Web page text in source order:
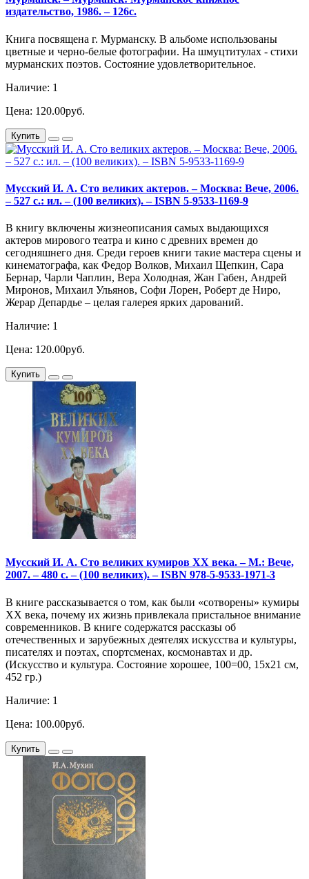
издательство, 1986. – 126с.
Книга посвящена г. Мурманску. В альбоме использованы
цветные и черно-белые фотографии. На шмуцтитулах - стихи
мурманских поэтов. Состояние удовлетворительное.
Наличие: 1
Цена: 120.00руб.
Купить
Мусский И. А. Сто великих актеров. – Москва: Вече, 2006.
– 527 с.: ил. – (100 великих). – ISBN 5-9533-1169-9
В книгу включены жизнеописания самых выдающихся
актеров мирового театра и кино с древних времен до
сегодняшнего дня. Среди героев книги такие мастера сцены и
кинематографа, как Федор Волков, Михаил Щепкин, Сара
Бернар, Чарли Чаплин, Вера Холодная, Жан Габен, Андрей
Миронов, Михаил Ульянов, Софи Лорен, Роберт де Ниро,
Жерар Депардье – целая галерея ярких дарований.
Наличие: 1
Цена: 120.00руб.
Купить
Мусский И. А. Сто великих кумиров XX века. – М.: Вече,
2007. – 480 с. – (100 великих). – ISBN 978-5-9533-1971-3
В книге рассказывается о том, как были «сотворены» кумиры
ХХ века, почему их жизнь привлекала пристальное внимание
современников. В книге содержатся рассказы об
отечественных и зарубежных деятелях искусства и культуры,
писателях и поэтах, спортсменах, космонавтах и др.
(Искусство и культура. Состояние хорошее, 100=00, 15х21 см,
452 гр.)
Наличие: 1
Цена: 100.00руб.
Купить